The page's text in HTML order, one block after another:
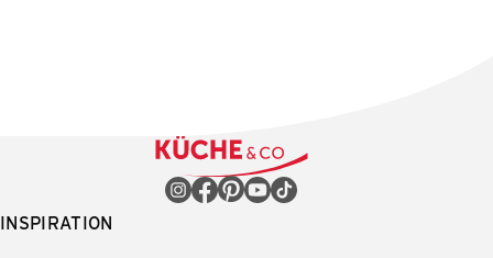
INSPIRATION